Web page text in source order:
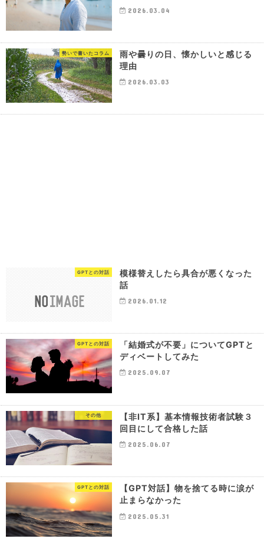
2026.03.04
勢いで書いたコラム
雨や曇りの日、懐かしいと感じる
理由
2026.03.03
GPTとの対話
模様替えしたら具合が悪くなった
話
2026.01.12
GPTとの対話
「結婚式が不要」についてGPTと
ディベートしてみた
2025.09.07
その他
【非IT系】基本情報技術者試験３
回目にして合格した話
2025.06.07
GPTとの対話
【GPT対話】物を捨てる時に涙が
止まらなかった
2025.05.31